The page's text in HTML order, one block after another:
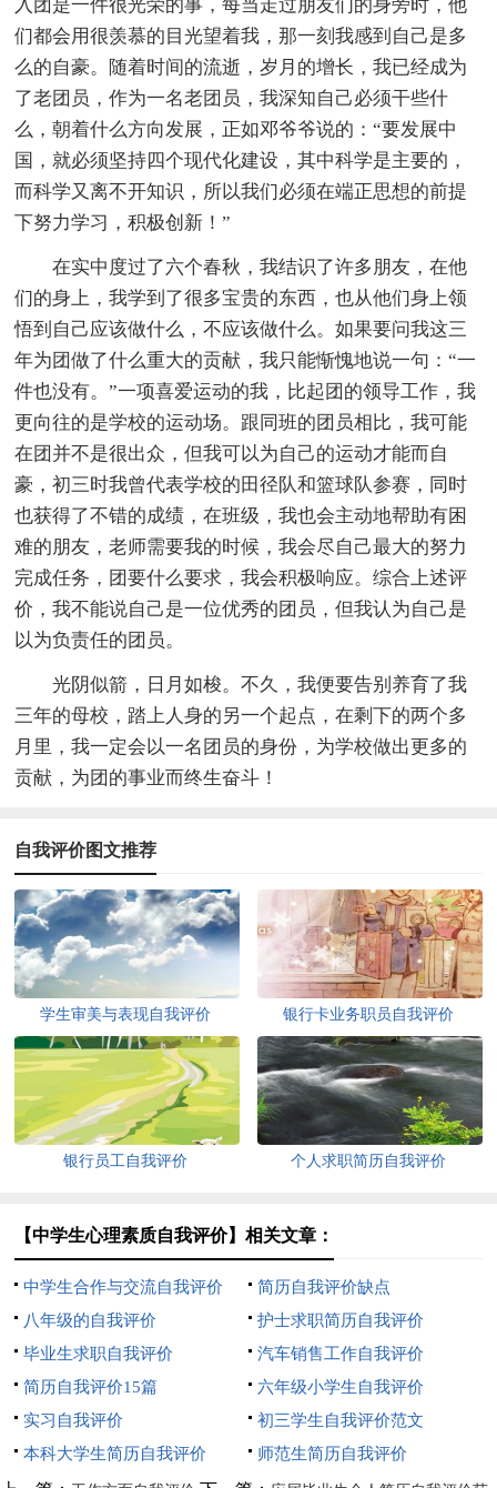
入团是一件很光荣的事，每当走过朋友们的身旁时，他
们都会用很羡慕的目光望着我，那一刻我感到自己是多
么的自豪。随着时间的流逝，岁月的增长，我已经成为
了老团员，作为一名老团员，我深知自己必须干些什
么，朝着什么方向发展，正如邓爷爷说的：“要发展中
国，就必须坚持四个现代化建设，其中科学是主要的，
而科学又离不开知识，所以我们必须在端正思想的前提
下努力学习，积极创新！”
在实中度过了六个春秋，我结识了许多朋友，在他
们的身上，我学到了很多宝贵的东西，也从他们身上领
悟到自己应该做什么，不应该做什么。如果要问我这三
年为团做了什么重大的贡献，我只能惭愧地说一句：“一
件也没有。”一项喜爱运动的我，比起团的领导工作，我
更向往的是学校的运动场。跟同班的团员相比，我可能
在团并不是很出众，但我可以为自己的运动才能而自
豪，初三时我曾代表学校的田径队和篮球队参赛，同时
也获得了不错的成绩，在班级，我也会主动地帮助有困
难的朋友，老师需要我的时候，我会尽自己最大的努力
完成任务，团要什么要求，我会积极响应。综合上述评
价，我不能说自己是一位优秀的团员，但我认为自己是
以为负责任的团员。
光阴似箭，日月如梭。不久，我便要告别养育了我
三年的母校，踏上人身的另一个起点，在剩下的两个多
月里，我一定会以一名团员的身份，为学校做出更多的
贡献，为团的事业而终生奋斗！
自我评价图文推荐
学生审美与表现自我评价 银行卡业务职员自我评价
银行员工自我评价 个人求职简历自我评价
【中学生心理素质自我评价】相关文章：
中学生合作与交流自我评价
简历自我评价缺点
八年级的自我评价
护士求职简历自我评价
毕业生求职自我评价
汽车销售工作自我评价
简历自我评价15篇
六年级小学生自我评价
实习自我评价
初三学生自我评价范文
本科大学生简历自我评价
师范生简历自我评价